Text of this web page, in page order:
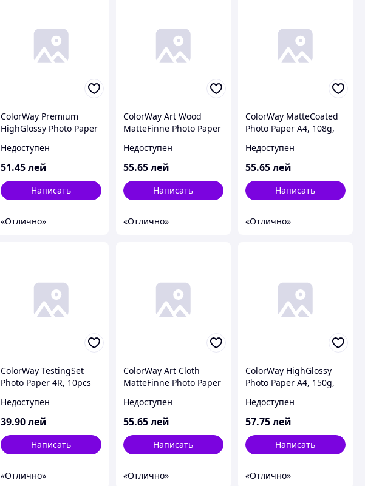
ColorWay Premium
HighGlossy Photo Paper
(PSG2600204R)
Недоступен
51.45лей
Написать
«Отлично»
ColorWay Art Wood
MatteFinne Photo Paper
(PMA220010WA4)
Недоступен
55.65 лей
Написать
«Отлично»
ColorWay MatteCoated
Photo Paper A4, 108g,
Недоступен
55.65лей
Написать
«Отлично»
ColorWay TestingSet
Photo Paper 4R, 10pcs
Недоступен
39.90лей
Написать
«Отлично»
ColorWay Art Cloth
MatteFinne Photo Paper
(PMA220010CA4)
Недоступен
55.65 лей
Написать
«Отлично»
ColorWay HighGlossy
Photo Paper A4, 150g,
Недоступен
57.75лей
Написать
«Отлично»